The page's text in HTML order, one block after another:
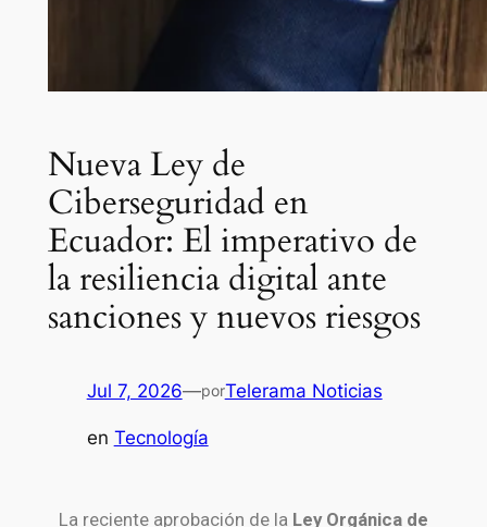
Nueva Ley de
Ciberseguridad en
Ecuador: El imperativo de
la resiliencia digital ante
sanciones y nuevos riesgos
Jul 7, 2026—porTelerama Noticias
en Tecnología
La reciente aprobación de la Ley Orgánica de